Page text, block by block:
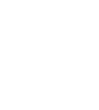
Por otro lado,
autor de los
supuesta
Respecto al
disparos que
no es cierto que
«activa, en estado